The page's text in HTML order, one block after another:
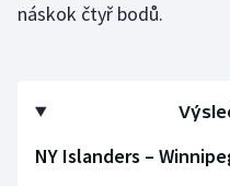
náskok čtyř bodů.
NY Islanders –